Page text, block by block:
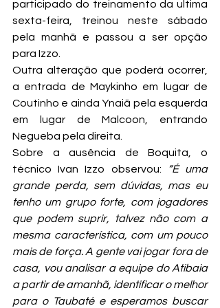
participado do treinamento da ultima
sexta-feira, treinou neste sábado
pela manhã e passou a ser opção
para Izzo.
Outra alteração que poderá ocorrer,
a entrada de Maykinho em lugar de
Coutinho e ainda Ynaiã pela esquerda
em lugar de Malcoon, entrando
Negueba pela direita.
Sobre a ausência de Boquita, o
técnico Ivan Izzo observou:
“É uma
grande perda, sem dúvidas, mas eu
tenho um grupo forte, com jogadores
que podem suprir, talvez não com a
mesma característica, com um pouco
mais de força. A gente vai jogar fora de
casa, vou analisar a equipe do Atibaia
a partir de amanhã, identificar o melhor
para o Taubaté e esperamos buscar